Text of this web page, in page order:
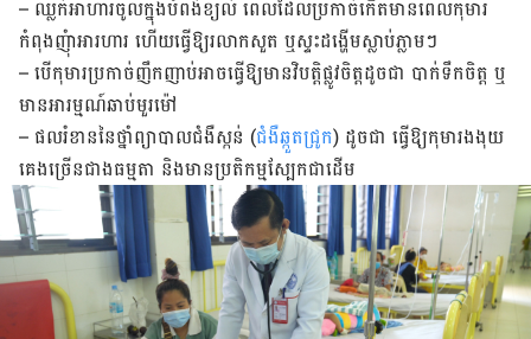
– ឈ្លក់អាហារចូលក្នុងបំពង់ខ្យល់ ពេលដែលប្រកាច់កើតមានពេលកុមារ
កំពុងញុំាអារហារ​ ហើយ​ធ្វើ​ឱ្យ​រលាកសួត ឬស្ទះដង្ហើមស្លាប់ភ្លាមៗ
– បើកុមារប្រកាច់ញឹកញាប់អាចធ្វើឱ្យមានវិបត្តិផ្លូវចិត្តដូចជា បាក់ទឹកចិត្ត ឬ
មានអារម្មណ៍​ឆាប់​មួរម៉ៅ
– ផលរំខាននៃថ្នាំ​ព្យាបាលជំងឺស្កន់ (ជំងឺឆ្កួតជ្រូក) ដូចជា​ ធ្វើឱ្យកុមារងងុយ​
គេងច្រើនជាងធម្មតា និង​មាន​ប្រតិកម្មស្បែកជាដើម